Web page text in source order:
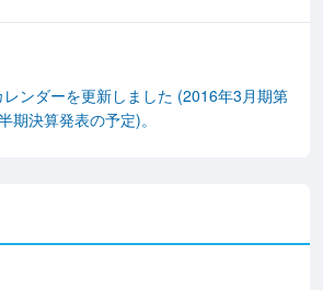
レンダーを更新しました (2016年3月期第
期決算発表の予定)。